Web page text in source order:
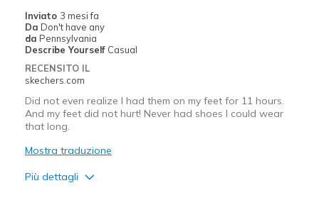
Migliori Utilizzi:
Casual Wear
Width
Sizing
View On Shoes
I'm Into Shoes
Inviato 3 mesi fa
Da Don't have any
da Pennsylvania
Describe Yourself Casual
RECENSITO IL
skechers.com
Did not even realize I had them on my feet for 11 hours.
And my feet did not hurt! Never had shoes I could wear
that long.
Mostra traduzione
Più dettagli